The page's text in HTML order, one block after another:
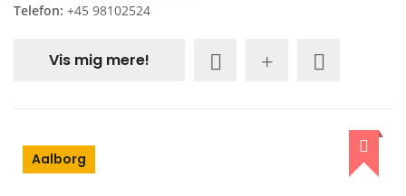
Telefon: +45 98102524
Vis mig mere!
Aalborg